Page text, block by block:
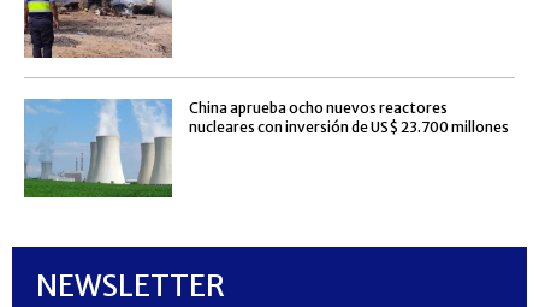
China aprueba ocho nuevos reactores
nucleares con inversión de US$ 23.700 millones
NEWSLETTER